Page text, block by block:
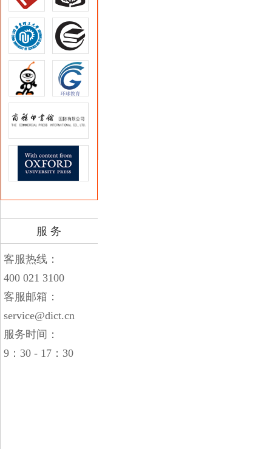
服 务
客服热线：
400 021 3100
客服邮箱：
service@dict.cn
服务时间：
9：30 - 17：30